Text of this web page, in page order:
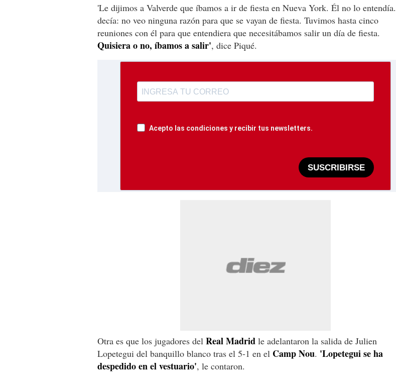
'Le dijimos a Valverde que íbamos a ir de fiesta en Nueva York. Él no lo
decía: no veo ninguna razón para que se vayan de fiesta. Tuvimos hasta cinco
reuniones con él para que entendiera que necesitábamos salir un día de fiesta.
Quisiera o no, íbamos a salir', dice Piqué.
Acepto las condiciones y recibir tus newsletters.
SUSCRIBIRSE
Otra es que los jugadores del Real Madrid le adelantaron la salida de Julien
Lopetegui del banquillo blanco tras el 5-1 en el Camp Nou. 'Lopetegui se ha
despedido en el vestuario', le contaron.